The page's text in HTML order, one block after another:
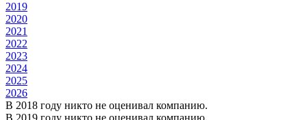
2019
2020
2021
2022
2023
2024
2025
2026
В 2018 году никто не оценивал компанию.
В 2019 году никто не оценивал компанию.